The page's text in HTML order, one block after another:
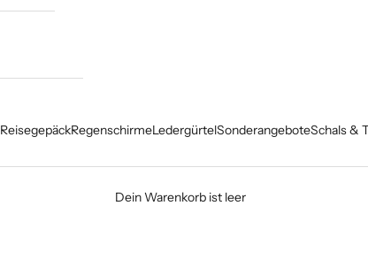
ReisegepäckRegenschirmeLedergürtelSonderangeboteSchals &
Dein Warenkorb ist leer